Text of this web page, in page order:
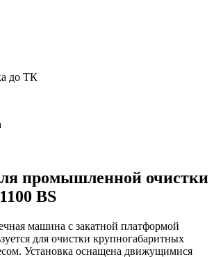
до ТК
промышленной очистки
BS
машина с закатной платформой
для очистки крупногабаритных
Установка оснащена движущимися